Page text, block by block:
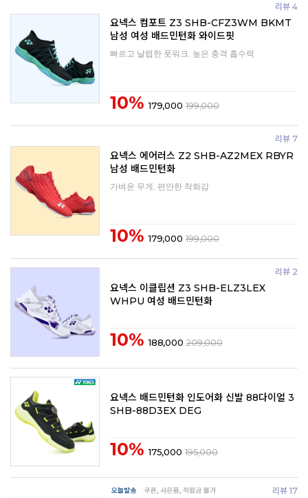
리뷰 4
요넥스 컴포트 Z3 SHB-CFZ3WM BKMT
남성 여성 배드민턴화 와이드핏
빠르고 날렵한 풋워크, 높은 충격 흡수력
10% 179,000 199,000
리뷰 7
요넥스 에어러스 Z2 SHB-AZ2MEX RBYR
남성 배드민턴화
가벼운 무게, 편안한 착화감
10% 179,000 199,000
리뷰 2
요넥스 이클립션 Z3 SHB-ELZ3LEX
WHPU 여성 배드민턴화
10% 188,000 209,000
요넥스 배드민턴화 인도어화 신발 88다이얼 3
SHB-88D3EX DEG
10% 175,000 195,000
리뷰 17